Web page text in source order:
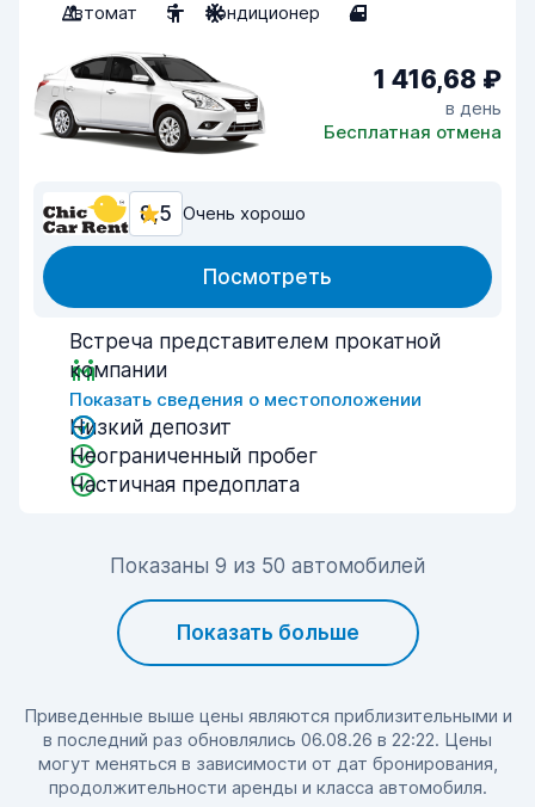
Автомат
5 Кондиционер 4
1 416,68 ₽
в день
Бесплатная отмена
8,5 Очень хорошо
Посмотреть
Встреча представителем прокатной
компании
Показать сведения о местоположении
Низкий депозит
Неограниченный пробег
Частичная предоплата
Показаны 9 из 50 автомобилей
Показать больше
Приведенные выше цены являются приблизительными и
в последний раз обновлялись 06.08.26 в 22:22. Цены
могут меняться в зависимости от дат бронирования,
продолжительности аренды и класса автомобиля.